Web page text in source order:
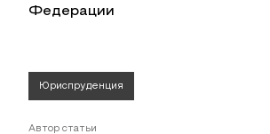
Федерации
Юриспруденция
Автор статьи